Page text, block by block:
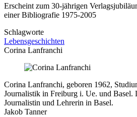
Erscheint zum 30-jährigen
einer Bibliografie 1975-2005
Schlagworte
Lebensgeschichten
Corina Lanfranchi
Corina Lanfranchi, geboren 1962,
Journalistik in Freiburg i. Ue. und Basel.
Journalistin und Lehrerin in Basel.
Jakob Tanner